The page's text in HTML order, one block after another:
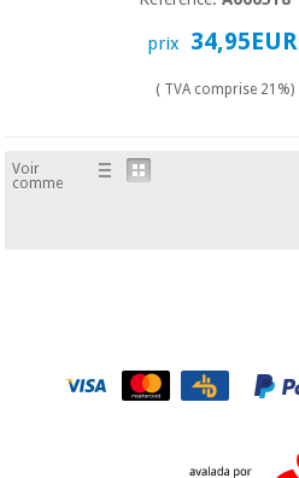
(déstockage)
et
pilates
Armoires
prix 34,95EUR
( TVA comprise 21%)
Voir
comme